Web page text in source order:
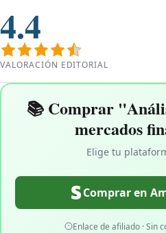
4.4
VALORACIÓN EDITORIAL
📚 Comprar
mercados
Elige tu
Comprar en
Enlace de afiliado · Sin